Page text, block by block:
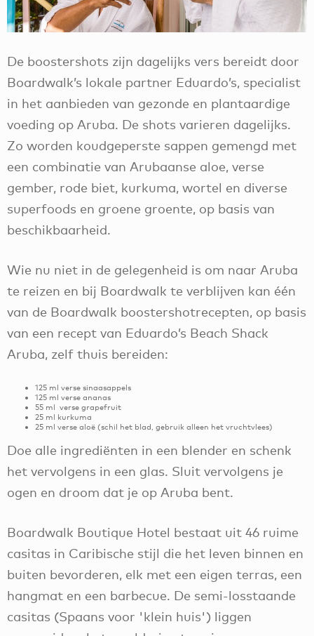
De boostershots zijn dagelijks vers bereidt door
Boardwalk’s lokale partner Eduardo’s, specialist
in het aanbieden van gezonde en plantaardige
voeding op Aruba. De shots varieren dagelijks.
Zo worden koudgeperste sappen gemengd met
een combinatie van Arubaanse aloe, verse
gember, rode biet, kurkuma, wortel en diverse
superfoods en groene groente, op basis van
beschikbaarheid.
Wie nu niet in de gelegenheid is om naar Aruba
te reizen en bij Boardwalk te verblijven kan één
van de Boardwalk boostershotrecepten, op basis
van een recept van Eduardo’s Beach Shack
Aruba, zelf thuis bereiden:
125 ml verse sinaasappels
125 ml verse ananas
55 ml verse grapefruit
25 ml kurkuma
25 ml verse aloë (schil het blad, gebruik alleen het vruchtvlees)
Doe alle ingrediënten in een blender en schenk
het vervolgens in een glas. Sluit vervolgens je
ogen en droom dat je op Aruba bent.
Boardwalk Boutique Hotel bestaat uit 46 ruime
casitas in Caribische stijl die het leven binnen en
buiten bevorderen, elk met een eigen terras, een
hangmat en een barbecue. De semi-losstaande
casitas (Spaans voor 'klein huis') liggen